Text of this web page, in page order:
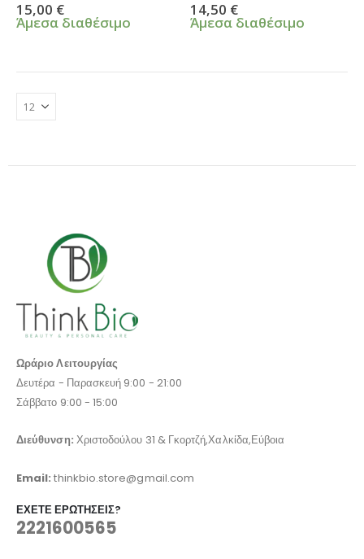
0 από 5
15,00 €
Άμεσα διαθέσιμο
0 από 5
14,50 €
Άμεσα διαθέσιμο
Ωράριο Λειτουργίας
Δευτέρα - Παρασκευή 9:00 - 21:00
Σάββατο 9:00 - 15:00
Διεύθυνση: Χριστοδούλου 31 & Γκορτζή,Χαλκίδα,Εύβοια
Email:thinkbio.store@gmail.com
ΈΧΕΤΕ ΕΡΩΤΉΣΕΙΣ?
2221600565